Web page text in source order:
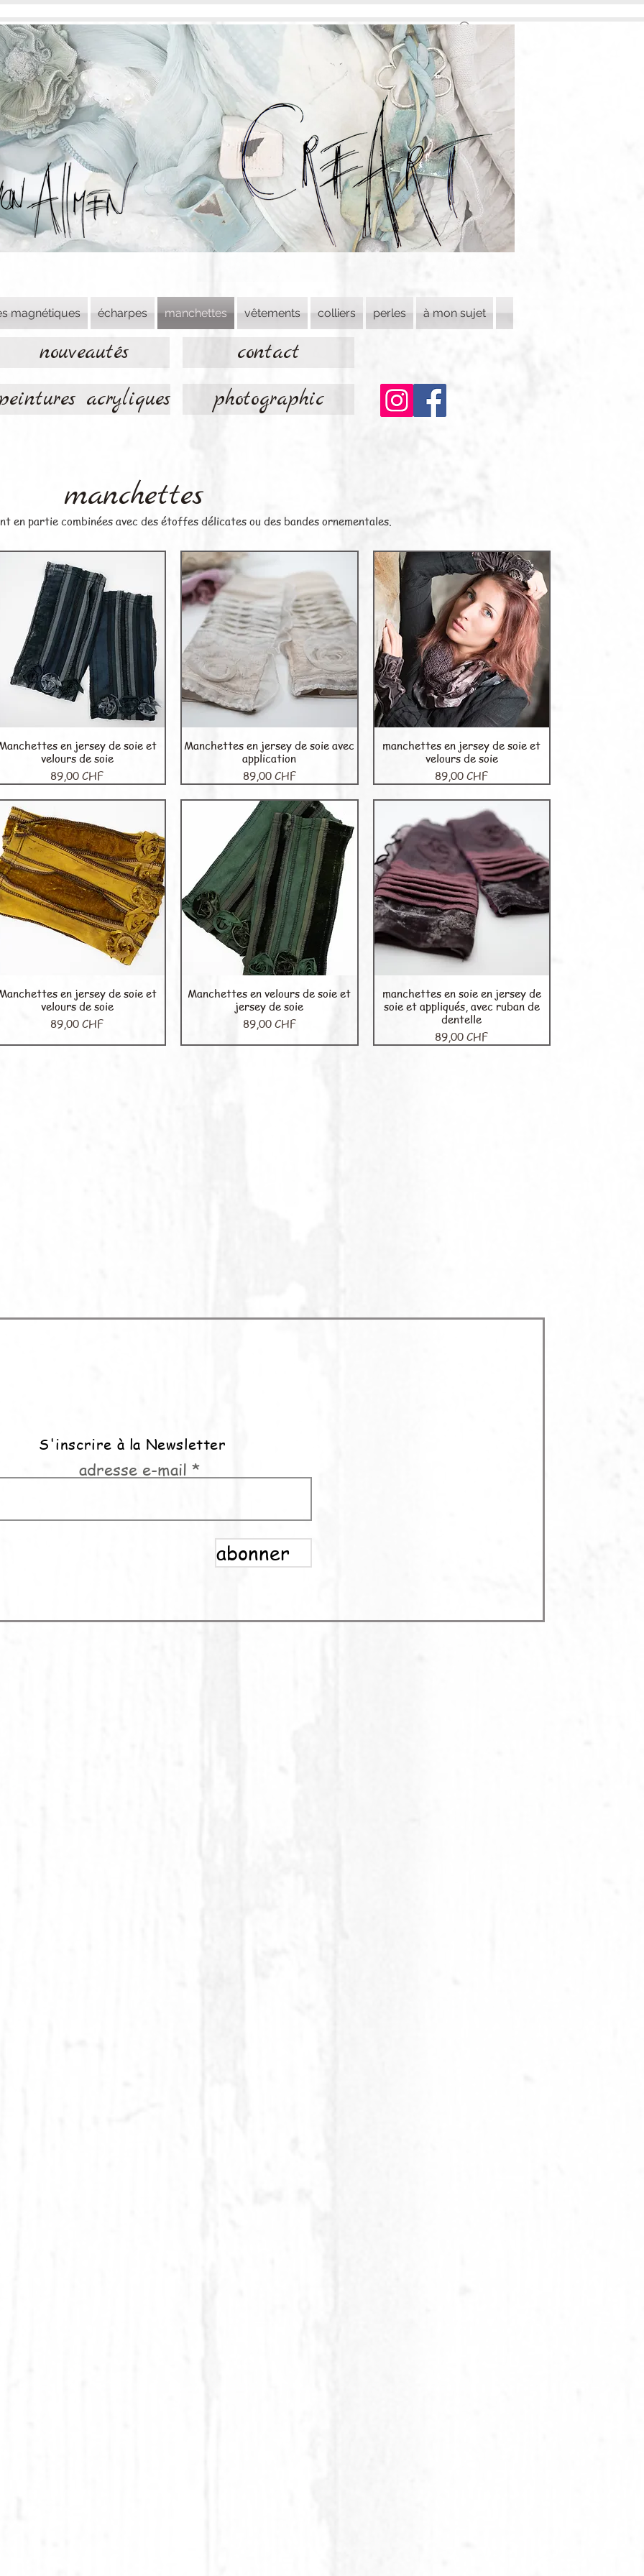
magnétiques écharpes manchettes vêtements colliers perles à mon sujet
nouveautés
contact
acryliques photographic
manchettes
en partie combinées avec des étoffes délicates ou des bandes ornementales.
Aperçu rapide
en jersey de soie et
velours de soie
Prix
89,00 CHF
Aperçu rapide
Manchettes en jersey de soie avec
application
Prix
89,00 CHF
Aperçu rapide
manchettes en jersey de soie et
velours de soie
Prix
89,00 CHF
Aperçu rapide
en jersey de soie et
velours de soie
Prix
89,00 CHF
Aperçu rapide
Manchettes en velours de soie et
jersey de soie
Prix
89,00 CHF
Aperçu rapide
manchettes en soie en jersey de
soie et appliqués, avec ruban de
dentelle
Prix
89,00 CHF
S'inscrire à la Newsletter
adresse e-mail
abonner